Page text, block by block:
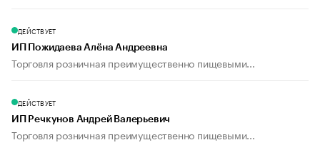
ДЕЙСТВУЕТ
ИП Пожидаева Алёна Андреевна
Торговля розничная преимущественно пищевыми...
ДЕЙСТВУЕТ
ИП Речкунов Андрей Валерьевич
Торговля розничная преимущественно пищевыми...